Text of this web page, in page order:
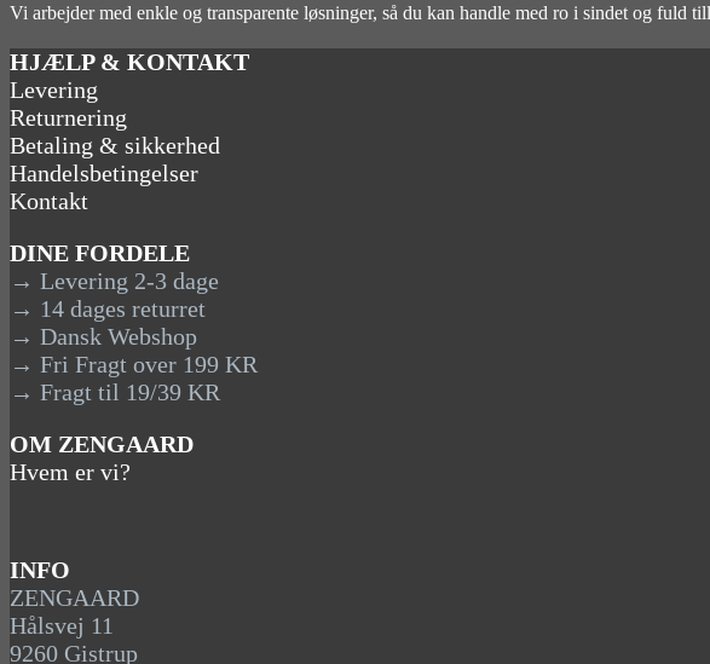
Vi arbejder med enkle og transparente løsninger, så du kan handle med ro i sindet og fuld
HJÆLP & KONTAKT
Levering
Returnering
Betaling & sikkerhed
Handelsbetingelser
Kontakt
DINE FORDELE
→ Levering 2-3 dage
→ 14 dages returret
→ Dansk Webshop
→ Fri Fragt over 199 KR
→ Fragt til 19/39 KR
OM ZENGAARD
Hvem er vi?
INFO
ZENGAARD
Hålsvej 11
9260 Gistrup